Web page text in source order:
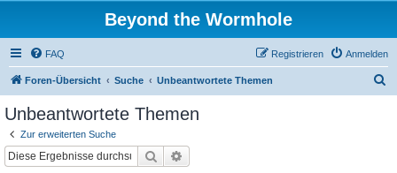
Beyond the Wormhole
FAQ Anmelden
Registrieren
Foren-Übersicht Suche Unbeantwortete Themen
Unbeantwortete Themen
Zur erweiterten Suche
Suche